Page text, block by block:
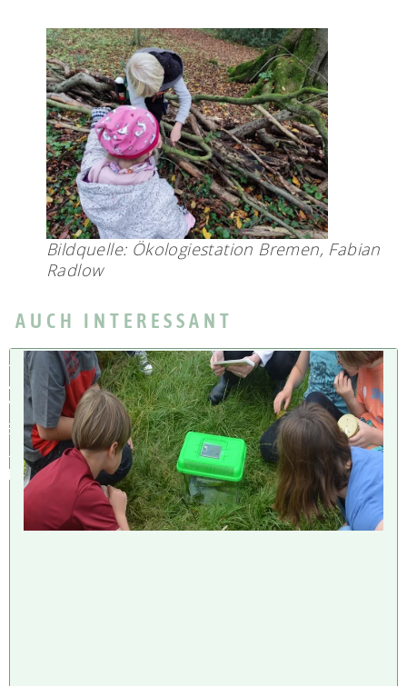
Bildquelle: Ökologiestation Bremen, Fabian
Radlow
AUCH INTERESSANT
U
M
W
E
L
T